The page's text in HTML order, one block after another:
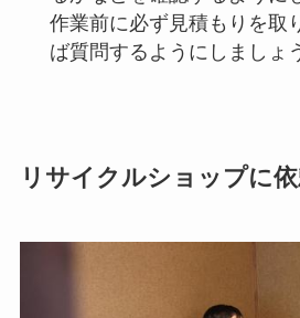
作業前に必ず見積もりを取
ば質問するようにしましょ
リサイクルショップに